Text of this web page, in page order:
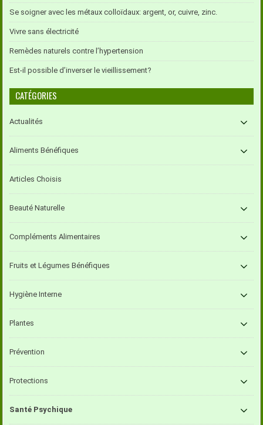
Se soigner avec les métaux colloïdaux: argent, or, cuivre, zinc.
Vivre sans électricité
Remèdes naturels contre l’hypertension
Est-il possible d’inverser le vieillissement?
CATÉGORIES
Actualités
Aliments Bénéfiques
Articles Choisis
Beauté Naturelle
Compléments Alimentaires
Fruits et Légumes Bénéfiques
Hygiène Interne
Plantes
Prévention
Protections
Santé Psychique